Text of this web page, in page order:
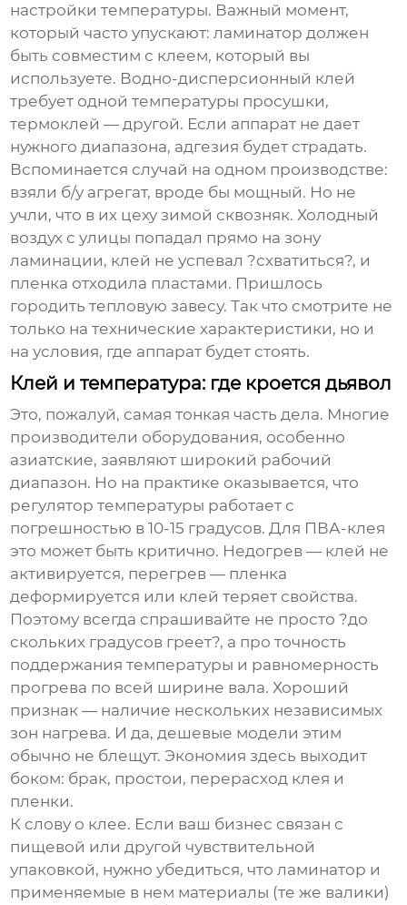
настройки температуры. Важный момент,
который часто упускают:ламинатор должен
быть совместим с клеем, который вы
используете. Водно-дисперсионный клей
требует одной температуры просушки,
термоклей — другой. Если аппарат не дает
нужного диапазона, адгезия будет страдать.
Вспоминается случай на одном производстве:
взяли б/у агрегат, вроде бы мощный. Но не
учли, что в их цеху зимой сквозняк. Холодный
воздух с улицы попадал прямо на зону
ламинации, клей не успевал ?схватиться?, и
пленка отходила пластами. Пришлось
городить тепловую завесу. Так что смотрите не
только на технические характеристики, но и
на условия, где аппарат будет стоять.
Клей и температура: где кроется дьявол
Это, пожалуй, самая тонкая часть дела. Многие
производители оборудования, особенно
азиатские, заявляют широкий рабочий
диапазон. Но на практике оказывается, что
регулятор температуры работает с
погрешностью в 10-15 градусов. Для ПВА-клея
это может быть критично. Недогрев — клей не
активируется, перегрев — пленка
деформируется или клей теряет свойства.
Поэтому всегда спрашивайте не просто ?до
скольких градусов греет?, а про точность
поддержания температуры и равномерность
прогрева по всей ширине вала. Хороший
признак — наличие нескольких независимых
зон нагрева. И да, дешевые модели этим
обычно не блещут. Экономия здесь выходит
боком: брак, простои, перерасход клея и
пленки.
К слову о клее. Если ваш бизнес связан с
пищевой или другой чувствительной
упаковкой, нужно убедиться, чтоламинатор и
применяемые в нем материалы (те же валики)